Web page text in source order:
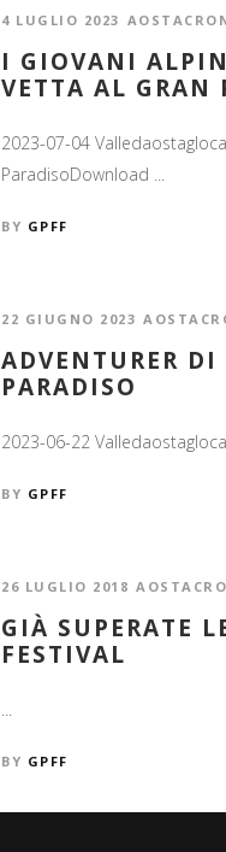
4 LUGLIO 2023
I GIOVANI
VETTA AL GRAN
2023-07-04
ParadisoDownload ...
BY GPFF
22 GIUGNO 2023
ADVENTURER
PARADISO
2023-06-22
BY GPFF
26 LUGLIO 2018
GIÀ SUPERATE
FESTIVAL
...
BY GPFF